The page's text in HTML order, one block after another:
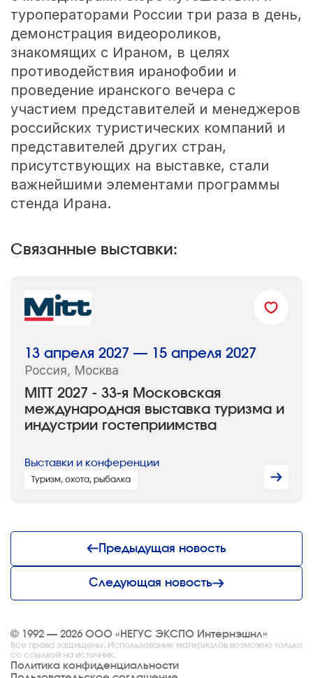
туроператорами России три раза в день,
демонстрация видеороликов,
знакомящих с Ираном, в целях
противодействия иранофобии и
проведение иранского вечера с
участием представителей и менеджеров
российских туристических компаний и
представителей других стран,
присутствующих на выставке, стали
важнейшими элементами программы
стенда Ирана.
Связанные выставки:
MITT 2027 - 33-я Московская
международная выставка туризма и
индустрии гостеприимства
13 апреля 2027 — 15 апреля 2027
Россия, Москва
Выставки и конференции
Туризм, охота, рыбалка
Предыдущая новость
Следующая новость
© 1992 — 2026 ООО «НЕГУС ЭКСПО Интернэшнл»
Все права защищены. Использование материалов возможно только
со ссылкой на источник.
Политика конфиденциальности